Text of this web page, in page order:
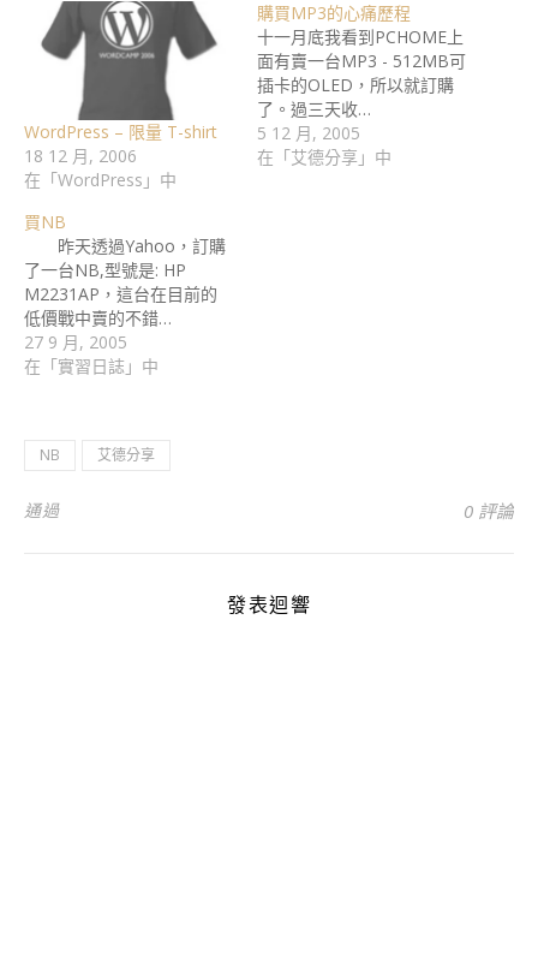
WordPress – 限量 T-shirt
18 12 月, 2006
在「WordPress」中
購買MP3的心痛歷程
十一月底我看到PCHOME上
面有賣一台MP3 - 512MB可
插卡的OLED，所以就訂購
了。過三天收…
5 12 月, 2005
在「艾德分享」中
買NB
昨天透過Yahoo，訂購
了一台NB,型號是: HP
M2231AP，這台在目前的
低價戰中賣的不錯…
27 9 月, 2005
在「實習日誌」中
NB 艾德分享
通過 0 評論
發表迴響